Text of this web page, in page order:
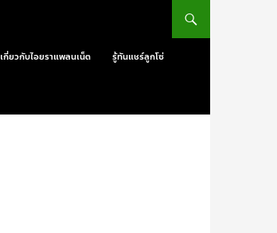
เกี่ยวกับไอยราแพลนเน็ต รู้ทันแชร์ลูกโซ่